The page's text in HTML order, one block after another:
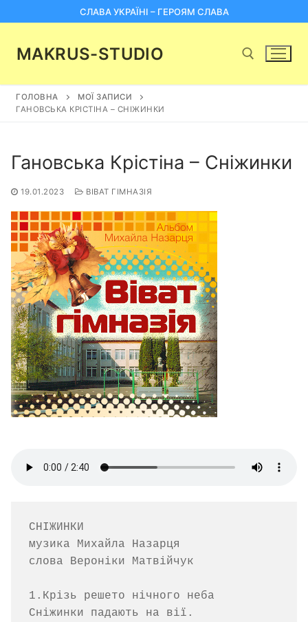
до
СЛАВА УКРАЇНІ – ГЕРОЯМ СЛАВА
MAKRUS-STUDIO
Пошук:
ГОЛОВНА
МОЇ ЗАПИСИ
ГАНОВСЬКА КРІСТІНА – СНІЖИНКИ
Гановська Крістіна – Сніжинки
19.01.2023 ВІВАТ ГІМНАЗІЯ
СНІЖИНКИ
музика Михайла Назарця
слова Вероніки Матвійчук
1.Крізь решето нічного неба
Сніжинки падають на вії.